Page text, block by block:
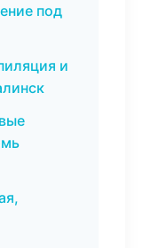
под
и